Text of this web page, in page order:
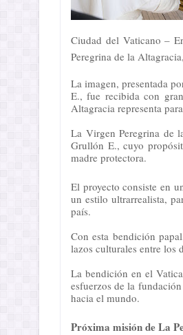
Ciudad del Vaticano –
Peregrina de la
La imagen, presentada
E., fue recibida con
Altagracia representa
La Virgen Peregrina de
Grullón E., cuyo
madre protectora.
El proyecto consiste en
un estilo ultrarrealista,
país.
Con esta bendición
lazos culturales entre los
La bendición en el
esfuerzos de la
hacia el mundo.
Próxima misión de La